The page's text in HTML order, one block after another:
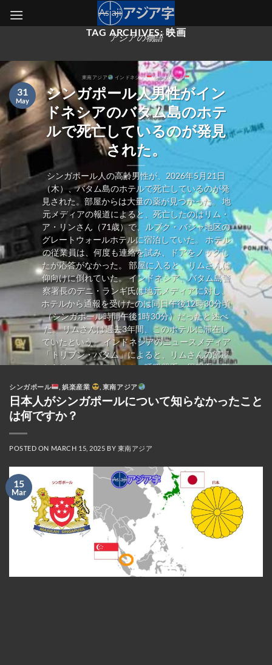
アジアの物語
TAG ARCHIVES:映画
東南アジア インドネシア シンガポール
シンガポール人男性がイン
ドネシアのバタム島のホテ
ルで死亡しているのが発見
された。
シンガポール人の高齢男性が、2026年5月21日
（木）、バタム島のホテルで死亡しているのが発
見された。部屋からは大量の薬が見つかった。 地
元メディアの報道によると、死亡したのはリム・
ア・リンさん（71歳）で、ルブク・バジャ地区の
グレートウォールホテルに宿泊していた。 ホテル
の従業員は、何度も連絡を試み、ドアをノックし
たが応答がなかった。 部屋に入ると、リムさんは
仰向けに倒れていた。 インドネシア、バタム島警
察署長のデニ・ランギ氏は地元メディアに対し、
ホテルから通報を受けたのは同日午後12時30分頃
（シンガポール時間午後1時30分）だったと述べ
た。 リムさんは過去3年間、このホテルに滞在し
ていたという。 インドネシアのニュースメディア
「トリブン・バタム」によると、リムさんの部屋
からは、コレステロール、呼吸器系、胃腸系の疾
ル剤の箱やボトルも多数あり、中には医師の処方
箋と服用方法の説明書が添付されているものもあ
った。 遺体はその後、死因特定のため検死解剖の
期捜査では暴力の痕跡は見られなかったとし、検
ポールの高齢者は、生活費が安いためシンガポー
ルドルをより有効に活用できることから、バタム
島を頻繁に訪れている。 多くの高齢者は、日用品
を買い込むために空のスーツケースを持って旅行
する。インドネシアの食料品や日用品は、シンガ
ポールよりも最大60％も安い場合があるからだ。
伝統的なマッサージ、スパ、サロンでのトリート
メントといったサービスは、シンガポールでかか
る料金のほんの一部で利用できる。 フェリーで45
31
May
シンガポール ,娯楽産業 東南アジア
日本人がシンガポールについて知らなかったこと
は何ですか？
POSTED ON MARCH 15, 2025 BY 東南アジア
15
Mar